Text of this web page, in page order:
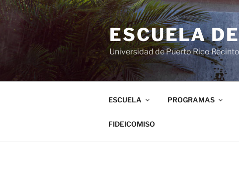
ESCUELA
Universidad de Puerto Rico
ESCUELA PROGRAMAS
FIDEICOMISO